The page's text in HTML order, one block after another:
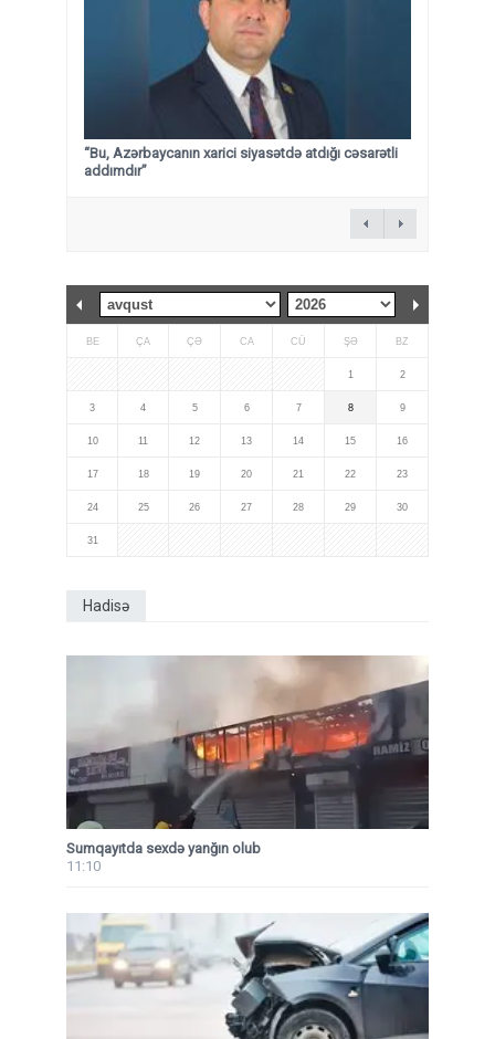
“Bu, Azərbaycanın xarici siyasətdə atdığı cəsarətli
addımdır”
BE ÇA ÇƏ CA CÜ ŞƏ BZ
1 2
3 4 5 6 7 8 9
10 11 12 13 14 15 16
17 18 19 20 21 22 23
24 25 26 27 28 29 30
31
Hadisə
Sumqayıtda sexdə yanğın olub
11:10